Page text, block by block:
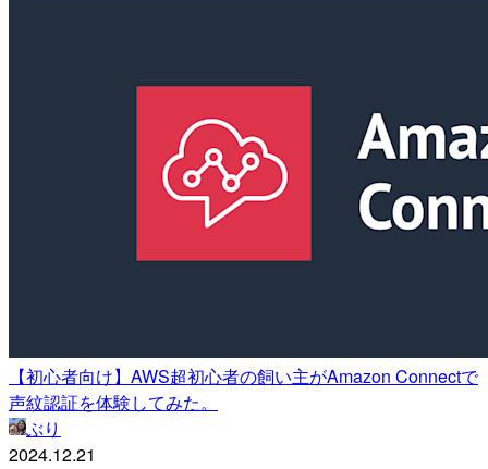
【初心者向け】AWS超初心者の飼い主がAmazon Connectで
声紋認証を体験してみた。
ぶり
2024.12.21